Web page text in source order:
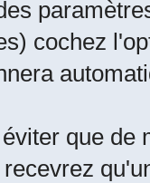
cochez
que